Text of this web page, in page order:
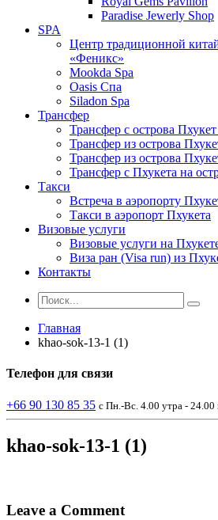
Paradise Jewerly Shop
SPA
Центр традиционной
«Феникс»
Mookda Spa
Oasis Спа
Siladon Spa
Трансфер
Трансфер с острова
Трансфер из острова
Трансфер из острова
Трансфер с Пхукета на
Такси
Встреча в аэропорту
Такси в аэропорт Пхукета
Визовые услуги
Визовые услуги на
Виза ран (Visa run) из
Контакты
Главная
khao-sok-13-1 (1)
Телефон для связи
+66 90 130 85 35 с Пн.-Вс. 4.00 утра - 24.00
khao-sok-13-1 (1)
Leave a Comment